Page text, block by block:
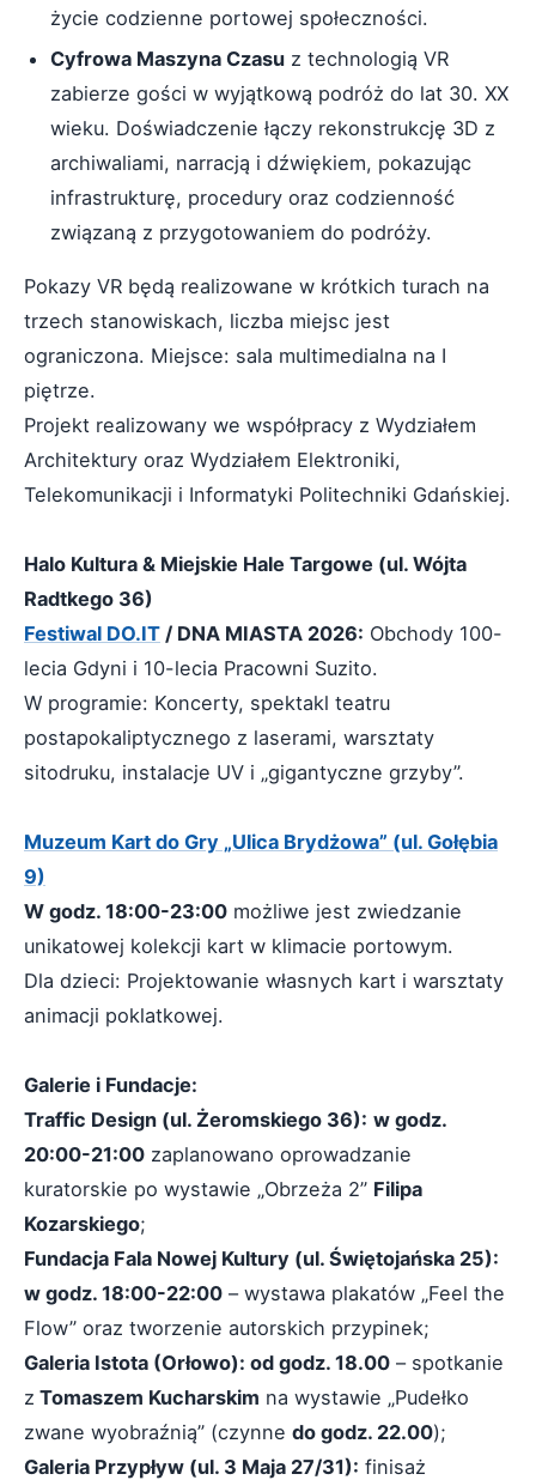
życie codzienne portowej społeczności.
Cyfrowa Maszyna Czasu z technologią VR
zabierze gości w wyjątkową podróż do lat 30. XX
wieku. Doświadczenie łączy rekonstrukcję 3D z
archiwaliami, narracją i dźwiękiem, pokazując
infrastrukturę, procedury oraz codzienność
związaną z przygotowaniem do podróży.
Pokazy VR będą realizowane w krótkich turach na
trzech stanowiskach, liczba miejsc jest
ograniczona. Miejsce: sala multimedialna na I
piętrze.
Projekt realizowany we współpracy z Wydziałem
Architektury oraz Wydziałem Elektroniki,
Telekomunikacji i Informatyki Politechniki Gdańskiej.
Halo Kultura & Miejskie Hale Targowe (ul. Wójta
Radtkego 36)
Festiwal DO.IT / DNA MIASTA 2026: Obchody 100-
lecia Gdyni i 10-lecia Pracowni Suzito.
W programie: Koncerty, spektakl teatru
postapokaliptycznego z laserami, warsztaty
sitodruku, instalacje UV i „gigantyczne grzyby”.
Muzeum Kart do Gry „Ulica Brydżowa” (ul. Gołębia
9)
W godz. 18:00-23:00 możliwe jest zwiedzanie
unikatowej kolekcji kart w klimacie portowym.
Dla dzieci: Projektowanie własnych kart i warsztaty
animacji poklatkowej.
Galerie i Fundacje:
Traffic Design (ul. Żeromskiego 36): w godz.
20:00-21:00 zaplanowano oprowadzanie
kuratorskie po wystawie „Obrzeża 2” Filipa
Kozarskiego;
Fundacja Fala Nowej Kultury (ul. Świętojańska 25):
w godz. 18:00-22:00 – wystawa plakatów „Feel the
Flow” oraz tworzenie autorskich przypinek;
Galeria Istota (Orłowo): od godz. 18.00 – spotkanie
z Tomaszem Kucharskim na wystawie „Pudełko
zwane wyobraźnią” (czynne do godz. 22.00);
Galeria Przypływ (ul. 3 Maja 27/31): finisaż